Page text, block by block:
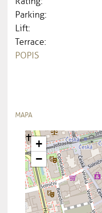
Parking:
Lift:
Terrace:
POPIS
MAPA
+
−